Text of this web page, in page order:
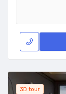
3D tour